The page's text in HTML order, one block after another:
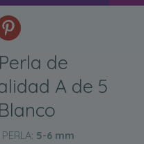
de
A de 5
5-6 mm